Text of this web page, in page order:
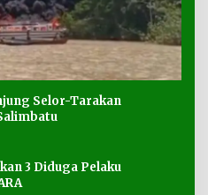
Selor-Tarakan
3 Diduga Pelaku